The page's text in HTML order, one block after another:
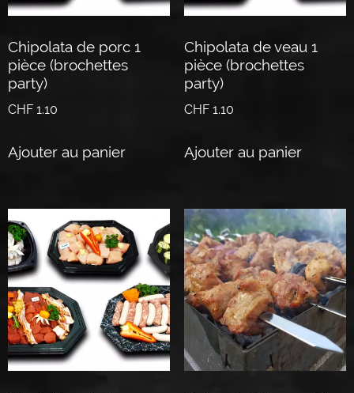
Chipolata de porc 1
pièce (brochettes
party)
CHF 1.10
Ajouter au panier
Chipolata de veau 1
pièce (brochettes
party)
CHF1.10
Ajouter au panier